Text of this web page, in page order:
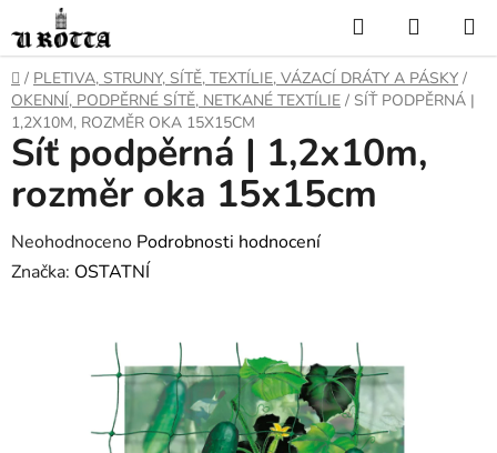
na
obsah
Hledat
KOŠÍK
DOMŮ
/ PLETIVA, STRUNY, SÍTĚ, TEXTÍLIE, VÁZACÍ DRÁTY A PÁSKY /
OKENNÍ, PODPĚRNÉ SÍTĚ, NETKANÉ TEXTÍLIE / SÍŤ PODPĚRNÁ |
1,2X10M, ROZMĚR OKA 15X15CM
Síť podpěrná | 1,2x10m,
rozměr oka 15x15cm
Průměrné
hodnocení
Neohodnoceno Podrobnosti hodnocení
Značka: OSTATNÍ